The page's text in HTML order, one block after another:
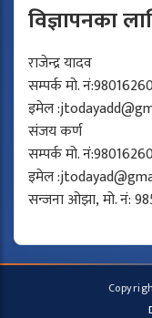
विज्ञापनका
राजेन्द्र यादव
सम्पर्क मो.
इमेल :
संजय कर्ण
सम्पर्क मो.
इमेल :
सन्जना ओझा, मो. नं: